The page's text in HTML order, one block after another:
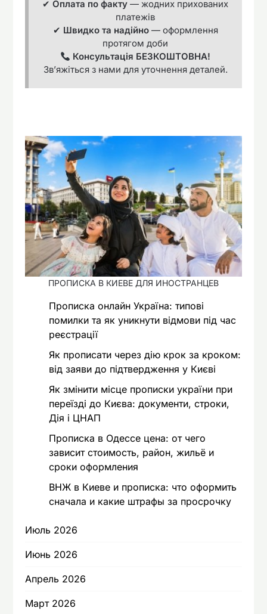
✔ Оплата по факту — жодних прихованих
платежів
✔ Швидко та надійно— оформлення
протягом доби
Консультація БЕЗКОШТОВНА!
Зв’яжіться з нами для уточнення деталей.
ПРОПИСКА В КИЕВЕ ДЛЯ ИНОСТРАНЦЕВ
Прописка онлайн Україна: типові
помилки та як уникнути відмови під час
реєстрації
Як прописати через дію крок за кроком:
від заяви до підтвердження у Києві
Як змінити місце прописки україни при
переїзді до Києва: документи, строки,
Дія і ЦНАП
Прописка в Одессе цена: от чего
зависит стоимость, район, жильё и
сроки оформления
ВНЖ в Киеве и прописка: что оформить
сначала и какие штрафы за просрочку
Июль 2026
Июнь 2026
Апрель 2026
Март 2026